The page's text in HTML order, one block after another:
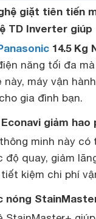
giặt tiên tiến
TD Inverter
14.5 Kg
năng tối đa
này, máy vận
gia đình bạn.
Econavi giảm
minh này
độ quay, giảm
kiệm chi phí
nóng